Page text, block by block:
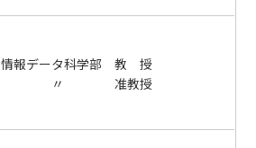
情報データ科学部 教 授
〃 准教授